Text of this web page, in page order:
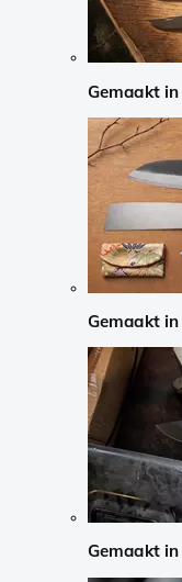
Gemaakt
Gemaakt in
Gemaakt